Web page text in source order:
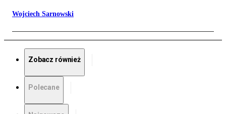
Wojciech Sarnowski
Zobacz również
Polecane